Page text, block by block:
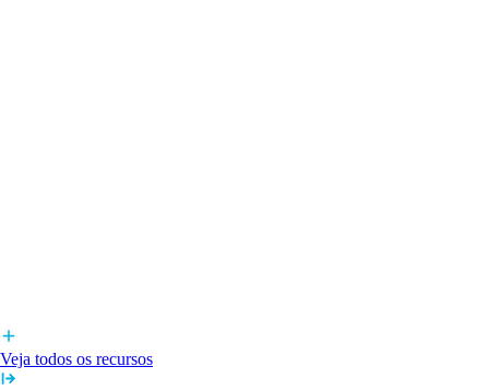
Veja todos os recursos